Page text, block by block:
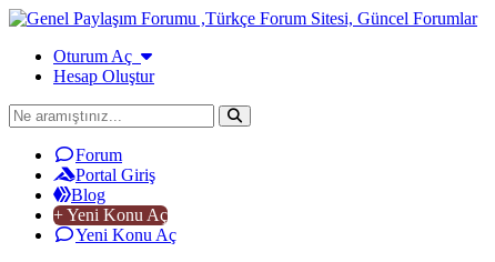
Oturum Aç
Hesap Oluştur
Forum
Portal Giriş
Blog
+ Yeni Konu Aç
Yeni Konu Aç